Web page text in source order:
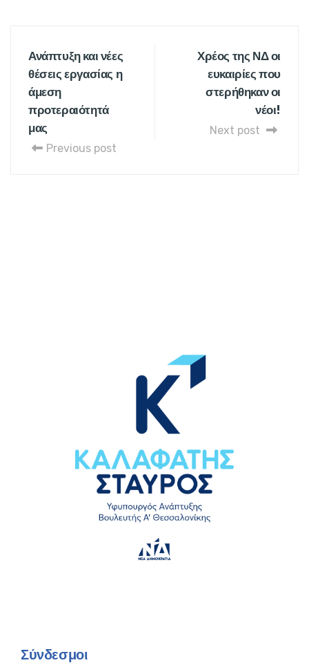
Ανάπτυξη και νέες
θέσεις εργασίας η
άμεση
προτεραιότητά
μας
Previous post
Χρέος της ΝΔ οι
ευκαιρίες που
στερήθηκαν οι
νέοι!
Next post
Σύνδεσμοι